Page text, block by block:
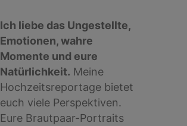
Ich liebe das Ungestellte,
Emotionen, wahre
Momente und eure
Natürlichkeit. Meine
Hochzeitsreportage bietet
euch viele Perspektiven.
Eure Brautpaar-Portraits